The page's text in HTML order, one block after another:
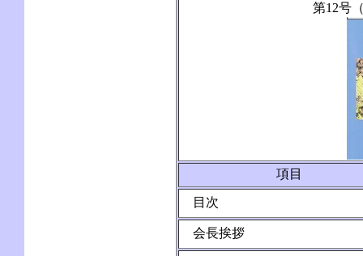
第12号
項目
目次
会長挨拶